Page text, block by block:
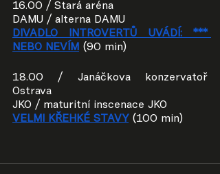
16.00 / Stará aréna
DAMU / alterna DAMU
DIVADLO INTROVERTŮ UVÁDÍ: ***
NEBO NEVÍM (90 min)
18.00 / Janáčkova konzervatoř
Ostrava
JKO / maturitní inscenace JKO
VELMI KŘEHKÉ STAVY (100 min)